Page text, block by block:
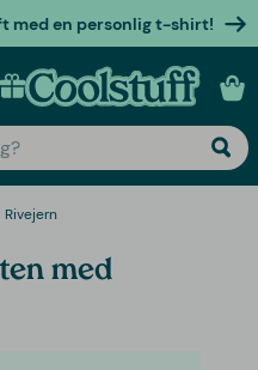
med en personlig t-shirt!
Personlige gaver
med